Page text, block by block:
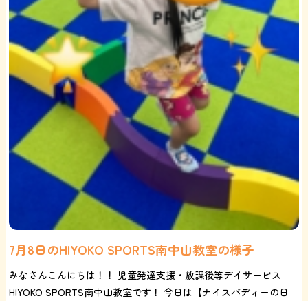
7月8日のHIYOKO SPORTS南中山教室の様子
みなさんこんにちは！！ 児童発達支援・放課後等デイサービス
HIYOKO SPORTS南中山教室です！ 今日は【ナイスバディーの日